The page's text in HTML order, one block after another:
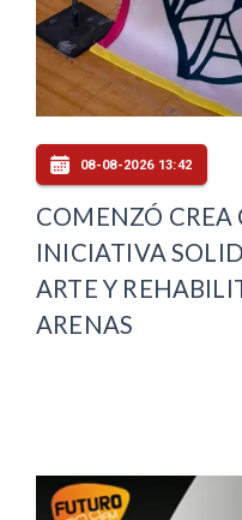
08-08-2026 13:42
COMENZÓ CREA
INICIATIVA
ARTE Y
ARENAS